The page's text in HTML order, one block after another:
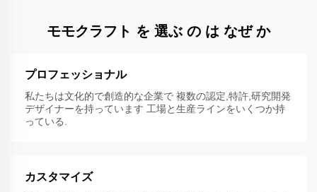
モモクラフト を 選ぶ の は なぜ か
プロフェッショナル
私たちは文化的で創造的な企業で 複数の認定,特許,研究開発
デザイナーを持っています 工場と生産ラインをいくつか持
っている.
カスタマイズ